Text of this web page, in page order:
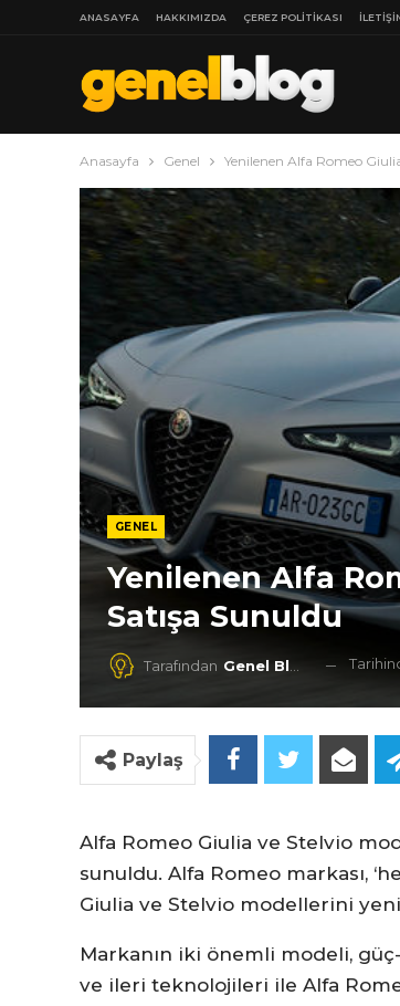
ANASAYFA HAKKIMIZDA ÇEREZ POLITIKASI
Anasayfa Genel Yenilenen Alfa Romeo
GENEL
Yenilenen Alfa
Satışa Sunuldu
Tarafından Genel Blog
Paylaş
Alfa Romeo Giulia ve Stelvio
sunuldu. Alfa Romeo markası,
Giulia ve Stelvio modellerini
Markanın iki önemli modeli, güç-
ve ileri teknolojileri ile Alfa